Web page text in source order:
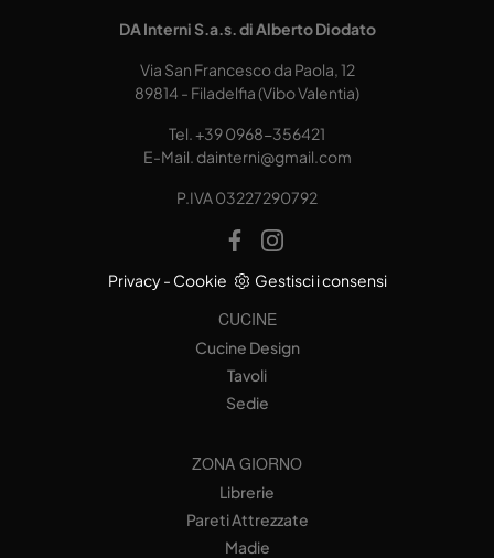
DA Interni S.a.s. di Alberto Diodato
Via San Francesco da Paola, 12
89814 - Filadelfia (Vibo Valentia)
Tel.+39 0968-356421
E-Mail. dainterni@gmail.com
P.IVA 03227290792
Privacy- Cookie Gestisci i consensi
CUCINE
Cucine Design
Tavoli
Sedie
ZONA GIORNO
Librerie
Pareti Attrezzate
Madie